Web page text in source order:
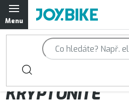
Přejít
na
obsah
Trailová kola Qayron
Horská kola Qayron
Dámská horská kola Qayron
Prodávané značky
KRYPTONITE